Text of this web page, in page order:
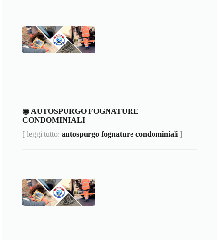
◉ AUTOSPURGO FOGNATURE
CONDOMINIALI
[ leggi tutto:autospurgo fognature condominiali]